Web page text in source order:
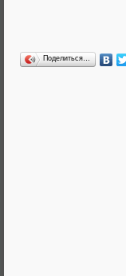
Поделиться…